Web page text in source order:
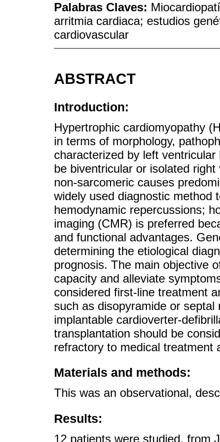
Palabras Claves:
arritmia cardiaca; estudios
cardiovascular
ABSTRACT
Introduction:
Hypertrophic cardiomyopathy
in terms of morphology,
characterized by left
be biventricular or isolated
non-sarcomeric causes
widely used diagnostic method
hemodynamic repercussions;
imaging (CMR) is preferred
and functional advantages.
determining the etiological
prognosis. The main objective
capacity and alleviate
considered first-line treatment
such as disopyramide or
implantable cardioverter-
transplantation should be
refractory to medical treatment
Materials and methods:
This was an observational,
Results:
12 patients were studied, from